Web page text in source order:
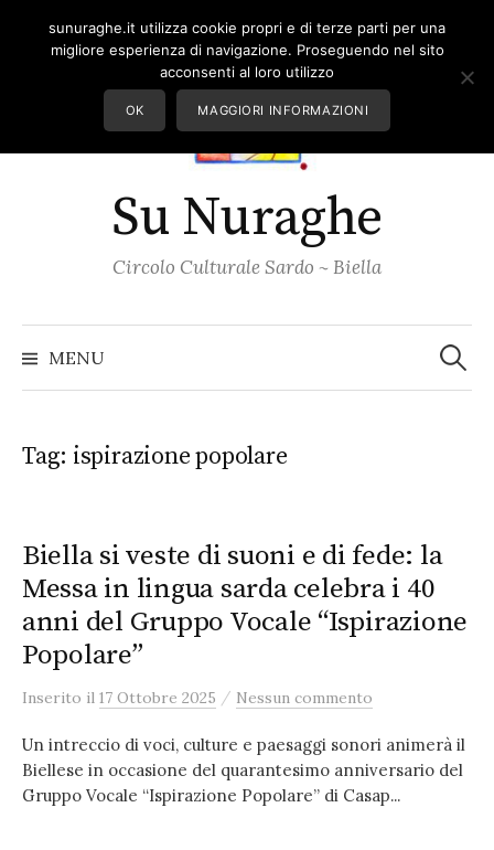
Su Nuraghe
Circolo Culturale Sardo ~ Biella
MENU per:
Tag: ispirazione popolare
Biella si veste di suoni e di fede: la
Messa in lingua sarda celebra i 40
anni del Gruppo Vocale “Ispirazione
Popolare”
Inserito il 17 Ottobre 2025 / Nessun commento
Un intreccio di voci, culture e paesaggi sonori animerà il
Biellese in occasione del quarantesimo anniversario del
Gruppo Vocale “Ispirazione Popolare” di Casap...
sunuraghe.it utilizza cookie propri e di terze parti per una
migliore esperienza di navigazione. Proseguendo nel sito
acconsenti al loro utilizzo
OK MAGGIORI INFORMAZIONI